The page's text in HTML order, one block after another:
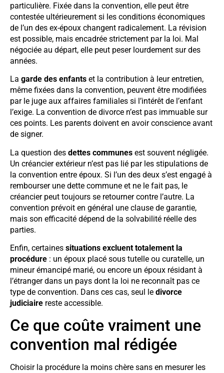
particulière. Fixée dans la convention, elle peut être
contestée ultérieurement si les conditions économiques
de l’un des ex-époux changent radicalement. La révision
est possible, mais encadrée strictement par la loi. Mal
négociée au départ, elle peut peser lourdement sur des
années.
La garde des enfants et la contribution à leur entretien,
même fixées dans la convention, peuvent être modifiées
par le juge aux affaires familiales si l’intérêt de l’enfant
l’exige. La convention de divorce n’est pas immuable sur
ces points. Les parents doivent en avoir conscience avant
de signer.
La question des dettes communes est souvent négligée.
Un créancier extérieur n’est pas lié par les stipulations de
la convention entre époux. Si l’un des deux s’est engagé à
rembourser une dette commune et ne le fait pas, le
créancier peut toujours se retourner contre l’autre. La
convention prévoit en général une clause de garantie,
mais son efficacité dépend de la solvabilité réelle des
parties.
Enfin, certaines situations excluent totalement la
procédure : un époux placé sous tutelle ou curatelle, un
mineur émancipé marié, ou encore un époux résidant à
l’étranger dans un pays dont la loi ne reconnaît pas ce
type de convention. Dans ces cas, seul le divorce
judiciaire reste accessible.
Ce que coûte vraiment une
convention mal rédigée
Choisir la procédure la moins chère sans en mesurer les